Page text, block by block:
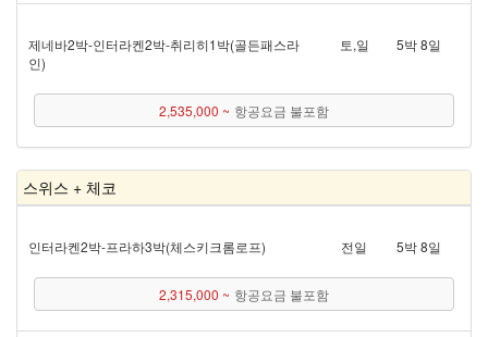
제네바 2박 - 인터라켄 2박 - 취리히 1박(골든패스 라
인)
토,일 5박 8일
2,535,000 ~ 항공요금 불포함
스위스 + 체코
인터라켄 2박 - 프라하 3박(체스키크롬로프) 전일 5박 8일
2,315,000 ~ 항공요금 불포함